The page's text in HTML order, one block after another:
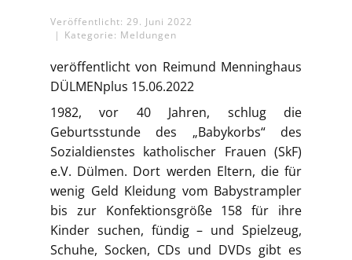
Veröffentlicht: 29. Juni 2022
Kategorie: Meldungen
veröffentlicht von Reimund Menninghaus
DÜLMENplus 15.06.2022
1982, vor 40 Jahren, schlug die
Geburtsstunde des „Babykorbs“ des
Sozialdienstes katholischer Frauen (SkF)
e.V. Dülmen. Dort werden Eltern, die für
wenig Geld Kleidung vom Babystrampler
bis zur Konfektionsgröße 158 für ihre
Kinder suchen, fündig – und Spielzeug,
Schuhe, Socken, CDs und DVDs gibt es